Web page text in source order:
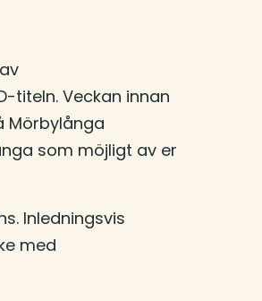
titeln. Veckan innan
Mörbylånga
som möjligt av er
Inledningsvis
med